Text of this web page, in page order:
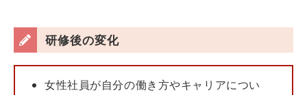
研修後の変化
女性社員が自分の働き方やキャリアについ